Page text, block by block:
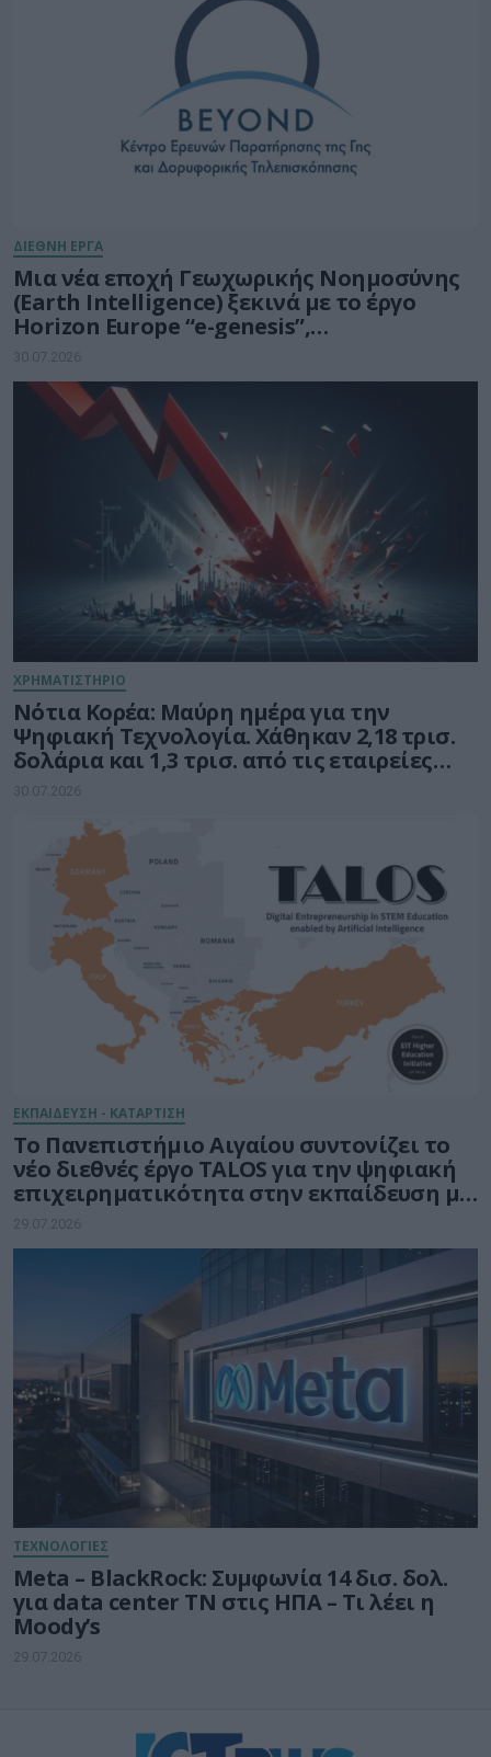
ΔΙΕΘΝΗ ΕΡΓΑ
Μια νέα εποχή Γεωχωρικής Νοημοσύνης
(Earth Intelligence) ξεκινά με το έργο
Horizon Europe “e-genesis”,
προϋπολογισμού 7,5 εκατ. ευρώ
30.07.2026
ΧΡΗΜΑΤΙΣΤΗΡΙΟ
Νότια Κορέα: Μαύρη ημέρα για την
Ψηφιακή Τεχνολογία. Χάθηκαν 2,18 τρισ.
δολάρια και 1,3 τρισ. από τις εταιρείες
ημιαγωγών
30.07.2026
ΕΚΠΑΙΔΕΥΣΗ - ΚΑΤΑΡΤΙΣΗ
Το Πανεπιστήμιο Αιγαίου συντονίζει το
νέο διεθνές έργο TALOS για την ψηφιακή
επιχειρηματικότητα στην εκπαίδευση με
τη δύναμη της Τεχνητής Νοημοσύνης
29.07.2026
ΤΕΧΝΟΛΟΓΙΕΣ
Meta – BlackRock: Συμφωνία 14 δισ. δολ.
για data center ΤΝ στις ΗΠΑ – Τι λέει η
Moody’s
29.07.2026